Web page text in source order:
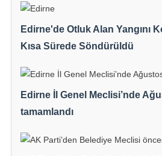
Edirne'de Otluk Alan Yangını
Kısa Sürede Söndürüldü
Edirne İl Genel Meclisi’nde
tamamlandı